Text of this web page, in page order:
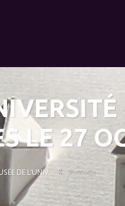
LE 27
À OUVRIR SES PORTES LE 27 OCTOBRE !